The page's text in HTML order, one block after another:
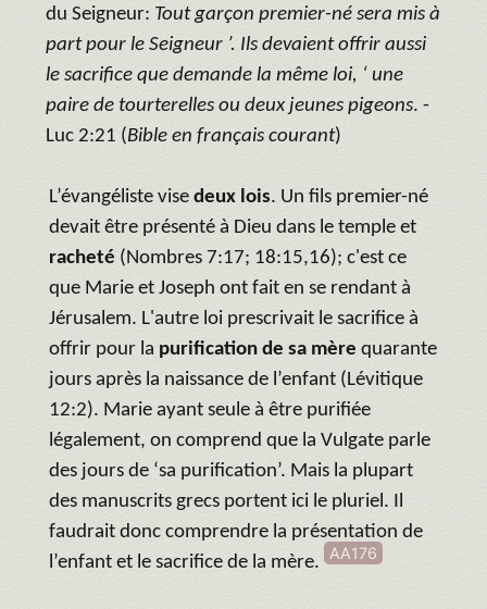
du Seigneur: Tout garçon premier-né sera mis à
part pour le Seigneur ’. Ils devaient offrir aussi
le sacrifice que demande la même loi, ‘ une
paire de tourterelles ou deux jeunes pigeons. -
Luc 2:21 (Bible en français courant)
L’évangéliste vise deux lois. Un fils premier-né
devait être présenté à Dieu dans le temple et
racheté (Nombres 7:17; 18:15,16); c'est ce
que Marie et Joseph ont fait en se rendant à
Jérusalem. L'autre loi prescrivait le sacrifice à
offrir pour la purification de sa mère quarante
jours après la naissance de l’enfant (Lévitique
12:2). Marie ayant seule à être purifiée
légalement, on comprend que la Vulgate parle
des jours de ‘sa purification’. Mais la plupart
des manuscrits grecs portent ici le pluriel. Il
faudrait donc comprendre la présentation de
l’enfant et le sacrifice de la mère.
AA176